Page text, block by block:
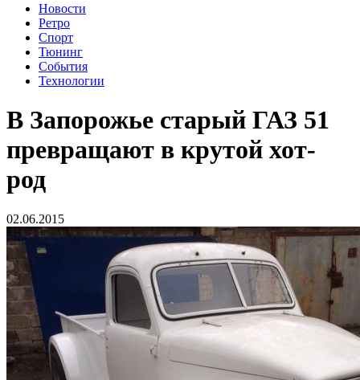
Новости
Ретро
Спорт
Тюнинг
События
Технологии
В Запорожье старый ГАЗ 51
превращают в крутой хот-
род
02.06.2015